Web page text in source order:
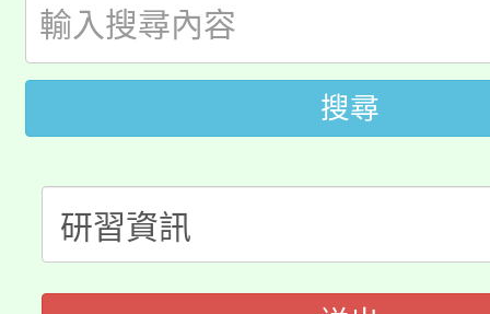
生本土語及新住民語歌
公告本校115學年度第
代理(課)教師甄選結果(
公告本校115學年度第
代理(課)教師甄選結果(
轉知中國文化大學推廣
《TA101》溝通分析基
程，歡迎學生輔導中心
轉知苗栗縣政府辦理
縣市「校園短影音徵選
桃園市115學年度學生
要點
「桃園市補助參觀特色
搜尋